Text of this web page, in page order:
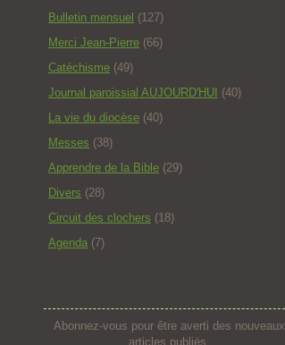
Bulletin mensuel (127)
Merci Jean-Pierre (66)
Catéchisme (49)
Journal paroissial AUJOURD'HUI (40)
La vie du diocèse (40)
Messes (38)
Apprendre de la Bible (29)
Divers (28)
Circuit des clochers (18)
Agenda (7)
Abonnez-vous pour être averti des nouveaux
articles publiés.